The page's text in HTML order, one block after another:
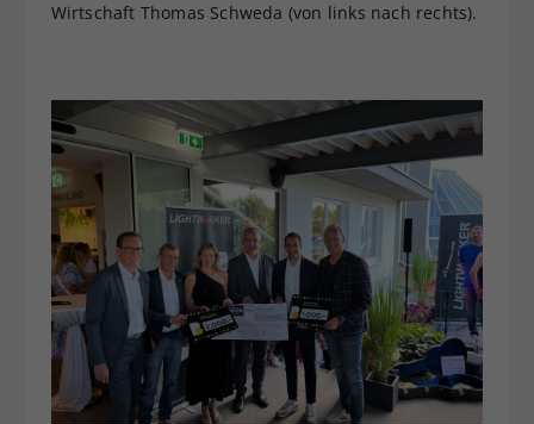
Wirtschaft Thomas Schweda (von links nach rechts).